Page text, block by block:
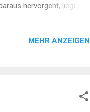
hervorgeht, liegt die
Zusammenstößen kam
MEHR ANZEIGEN